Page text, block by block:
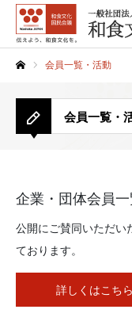
会員一覧・活動
会員一覧・
企業・団体会員一
公開にご賛同いただい
ております。
詳しくはこちら